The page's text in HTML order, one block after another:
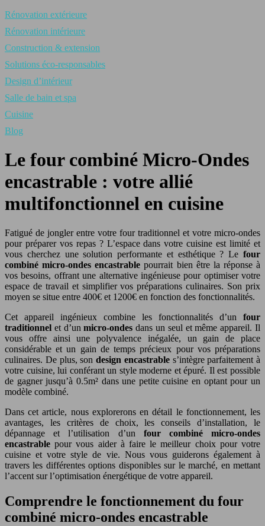
Rénovation extérieure
Rénovation intérieure
Construction & extension
Solutions éco-responsables
Design d’intérieur
Salle de bain et spa
Cuisine
Blog
Le four combiné Micro-Ondes
encastrable : votre allié
multifonctionnel en cuisine
Fatigué de jongler entre votre four traditionnel et votre micro-ondes
pour préparer vos repas ? L’espace dans votre cuisine est limité et
vous cherchez une solution performante et esthétique ? Le four
combiné micro-ondes encastrablepourrait bien être la réponse à
vos besoins, offrant une alternative ingénieuse pour optimiser votre
espace de travail et simplifier vos préparations culinaires. Son prix
moyen se situe entre 400€ et 1200€ en fonction des fonctionnalités.
Cet appareil ingénieux combine les fonctionnalités d’un four
traditionnel et d’unmicro-ondesdans un seul et même appareil. Il
vous offre ainsi une polyvalence inégalée, un gain de place
considérable et un gain de temps précieux pour vos préparations
culinaires. De plus, son design encastrable s’intègre parfaitement à
votre cuisine, lui conférant un style moderne et épuré. Il est possible
de gagner jusqu’à 0.5m² dans une petite cuisine en optant pour un
modèle combiné.
Dans cet article, nous explorerons en détail le fonctionnement, les
avantages, les critères de choix, les conseils d’installation, le
dépannage et l’utilisation d’un four combiné micro-ondes
encastrablepour vous aider à faire le meilleur choix pour votre
cuisine et votre style de vie. Nous vous guiderons également à
travers les différentes options disponibles sur le marché, en mettant
l’accent sur l’optimisation énergétique de votre appareil.
Comprendre le fonctionnement du four
combiné micro-ondes encastrable